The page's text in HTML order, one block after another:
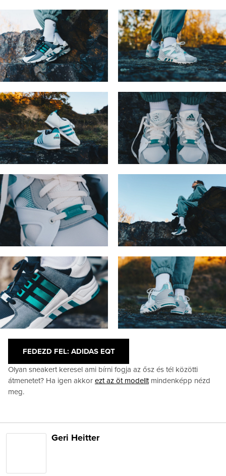
FEDEZD FEL: ADIDAS EQT
Olyan sneakert keresel ami bírni fogja az ősz és tél közötti
átmenetet? Ha igen akkor ezt az öt modelltmindenképp nézd
meg.
Geri Heitter